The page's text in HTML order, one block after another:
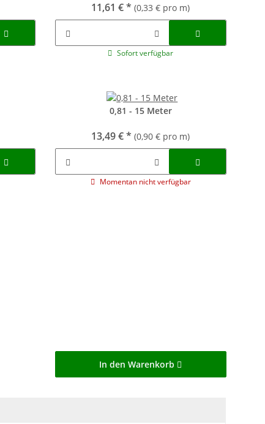
11,61 €* (0,33 € pro m)
Sofort verfügbar
0,81 - 15 Meter
13,49 €* (0,90 € pro m)
Momentan nicht verfügbar
In den Warenkorb